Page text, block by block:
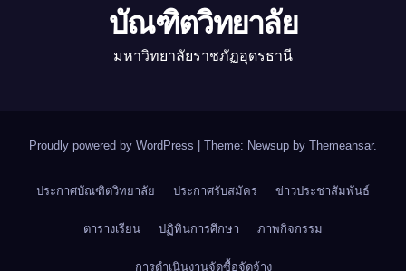
บัณฑิตวิทยาลัย
มหาวิทยาลัยราชภัฏอุดรธานี
Proudly powered by WordPress Theme: Newsup by Themeansar.
ประกาศบัณฑิตวิทยาลัย ประกาศรับสมัคร ข่าวประชาสัมพันธ์
ตารางเรียน ปฏิทินการศึกษา ภาพกิจกรรม
การดำเนินงานจัดซื้อจัดจ้าง